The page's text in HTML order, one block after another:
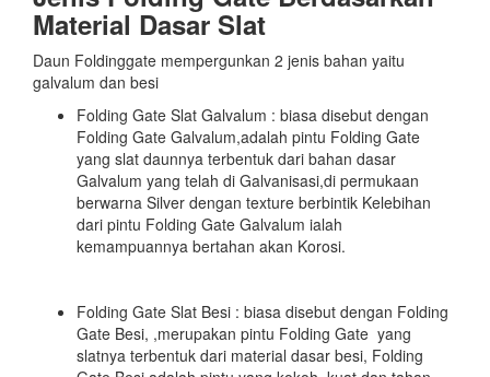
Material Dasar Slat
Daun Foldinggate mempergunkan 2 jenis bahan yaitu
galvalum dan besi
Folding Gate Slat Galvalum : biasa disebut dengan
Folding Gate Galvalum,adalah pintu Folding Gate
yang slat daunnya terbentuk dari bahan dasar
Galvalum yang telah di Galvanisasi,di permukaan
berwarna Silver dengan texture berbintik Kelebihan
dari pintu Folding Gate Galvalum ialah
kemampuannya bertahan akan Korosi.
Folding Gate Slat Besi : biasa disebut dengan Folding
Gate Besi, ,merupakan pintu Folding Gate yang
slatnya terbentuk dari material dasar besi, Folding